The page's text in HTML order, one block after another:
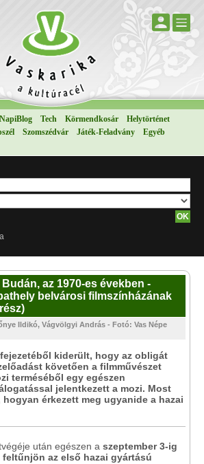
NapiBlog Tech Körmendkosár
Helytörténet
Szomszédvár Játék-Feladvány
Egyéb
az 1970-es években -
belvárosi filmszínházának
Ildikó, Vágvölgyi András - Fotó: Vas Népe
kiderült, hogy az obligát
követően a filmművészet
terméséből egy egészen
jelentkezett a mozi. Most
hogyan érkezett meg ugyanide a hazai
után egészen a szeptember 3-ig
az első hazai gyártású